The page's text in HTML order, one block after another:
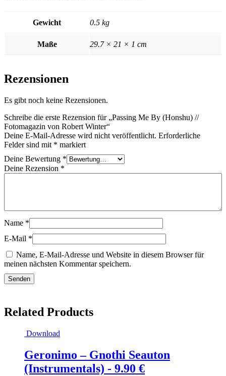
Gewicht 0.5 kg
Maße 29.7 × 21 × 1 cm
Rezensionen
Es gibt noch keine Rezensionen.
Schreibe die erste Rezension für „Passing Me By (Honshu) //
Fotomagazin von Robert Winter“
Deine E-Mail-Adresse wird nicht veröffentlicht. Erforderliche
Felder sind mit * markiert
Deine Bewertung *
Deine Rezension *
Name *
E-Mail *
Name, E-Mail-Adresse und Website in diesem Browser für
meinen nächsten Kommentar speichern.
Related Products
Download
Geronimo – Gnothi Seauton
(Instrumentals) - 9.90 €